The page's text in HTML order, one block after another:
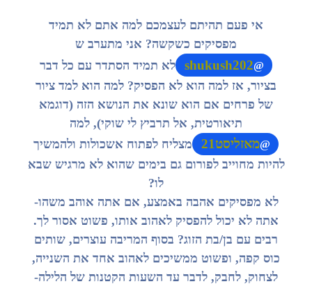
אי פעם תהיתם לעצמכם למה אתם לא תמיד
מפסיקים כשקשה? אני מתערב ש
@
shukush202
לא תמיד הסתדר עם כל דבר
בציור, אז למה הוא לא הפסיק? למה הוא למד ציור
של פרחים אם הוא שונא את הנושא הזה (דוגמא
תיאורטית, אל תרביץ לי שוקי), למה
@מאזליסט21
מצליח לפתוח אשכולות ולהמשיך
להיות מחוייב לפורום גם בימים שהוא לא מרגיש שבא
לו?
לא מפסיקים אהבה באמצע, אם אתה אוהב משהו-
אתה לא יכול להפסיק לאהוב אותו, פשוט אסור לך.
רבים עם בן/בת הזוג? בסוף המריבה עוצרים, שותים
כוס קפה, ופשוט ממשיכים לאהוב אחד את השנייה,
לצחוק, לחבק, לדבר עד השעות הקטנות של הלילה-